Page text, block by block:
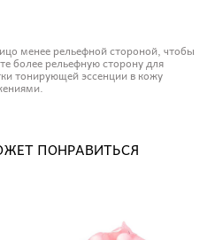
менее рельефной стороной, чтобы
более рельефную сторону для
тонирующей эссенции в кожу
ПОНРАВИТЬСЯ